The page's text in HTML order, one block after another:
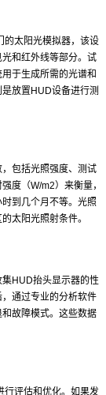
的太阳光模拟器，该设
和红外线等部分。试
于生成所需的光谱和
放置HUD设备进行测
包括光照强度、测试
度（W/m2）来衡量，
到几个月不等。光照
太阳光照射条件。
HUD抬头显示器的性
通过专业的分析软件
故障模式。这些数据
行评估和优化。如果发